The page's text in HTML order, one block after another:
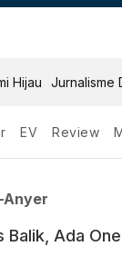
Hijau Jurnalisme
EV Review
Anyer
Balik, Ada